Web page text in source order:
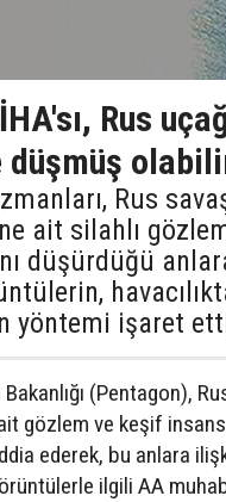
Rus
Rus
ait silahlı
düşürdüğü
yöntemi işaret
(Pentagon),
gözlem ve keşif
ederek, bu anlara
ilgili AA